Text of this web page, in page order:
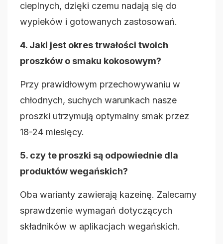
cieplnych, dzięki czemu nadają się do
wypieków i gotowanych zastosowań.
4. Jaki jest okres trwałości twoich
proszków o smaku kokosowym?
Przy prawidłowym przechowywaniu w
chłodnych, suchych warunkach nasze
proszki utrzymują optymalny smak przez
18-24 miesięcy.
5. czy te proszki są odpowiednie dla
produktów wegańskich?
Oba warianty zawierają kazeinę. Zalecamy
sprawdzenie wymagań dotyczących
składników w aplikacjach wegańskich.